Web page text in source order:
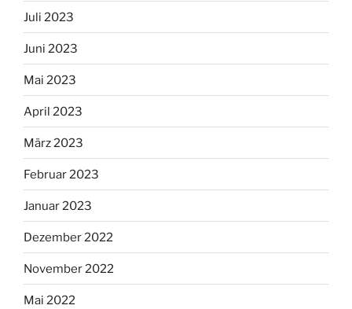
Juli 2023
Juni 2023
Mai 2023
April 2023
März 2023
Februar 2023
Januar 2023
Dezember 2022
November 2022
Mai 2022